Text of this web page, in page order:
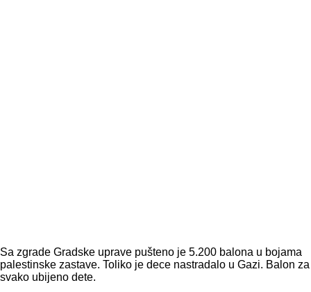
Sa zgrade Gradske uprave pušteno je 5.200 balona u bojama
palestinske zastave. Toliko je dece nastradalo u Gazi. Balon za
svako ubijeno dete.